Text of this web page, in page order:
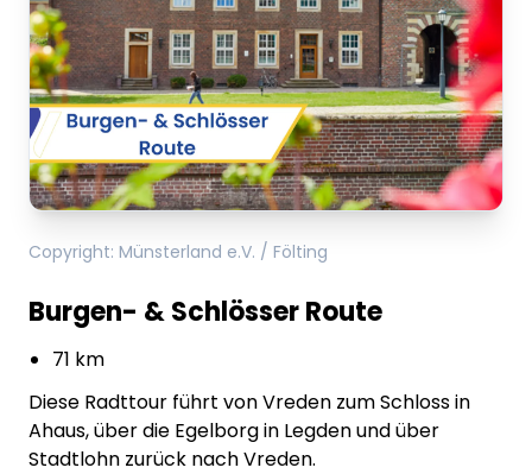
Copyright: Münsterland e.V. / Fölting
Burgen- & Schlösser Route
71 km
Diese Radttour führt von Vreden zum Schloss in
Ahaus, über die Egelborg in Legden und über
Stadtlohn zurück nach Vreden.